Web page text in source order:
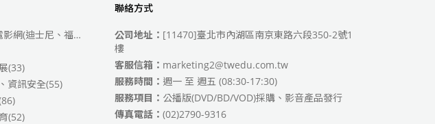
士尼、福斯、索尼)
(349)
(33)
資訊安全(55)
(52)
聯絡方式
公司地址： [11470]臺北市內湖區南京東路六段350-2號1
樓
客服信箱： marketing2@twedu.com.tw
服務時間： 週一 至 週五 (08:30-17:30)
服務項目： 公播版(DVD/BD/VOD)採購、影音產品發行
傳真電話： (02)2790-9316